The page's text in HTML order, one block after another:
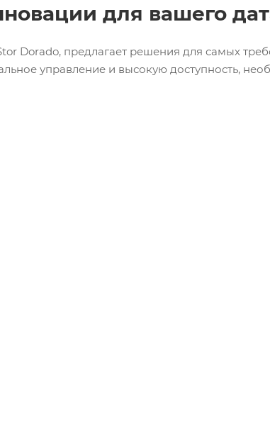
для вашего
Dorado, предлагает решения для самых
управление и высокую доступность,